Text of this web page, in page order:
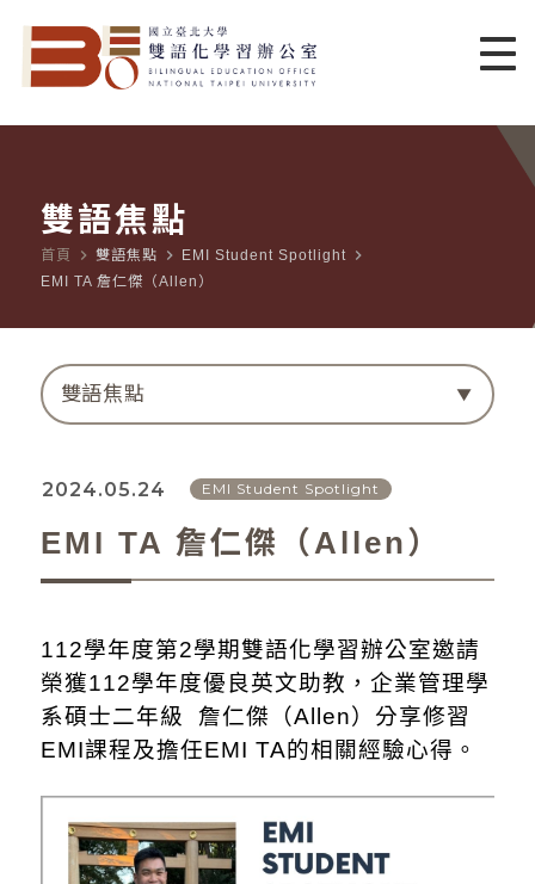
雙語焦點
首頁 navigate_next 雙語焦點 navigate_next EMI Student Spotlight navigate_next
EMI TA 詹仁傑（Allen）
雙語焦點
2024.05.24 EMI Student Spotlight
EMI TA 詹仁傑（Allen）
112學年度第2學期雙語化學習辦公室邀請
榮獲112學年度優良英文助教，企業管理學
系碩士二年級 詹仁傑（Allen）分享修習
EMI課程及擔任EMI TA的相關經驗心得。